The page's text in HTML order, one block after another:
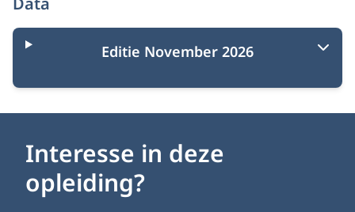
Editie November 2026
Interesse in deze
opleiding?